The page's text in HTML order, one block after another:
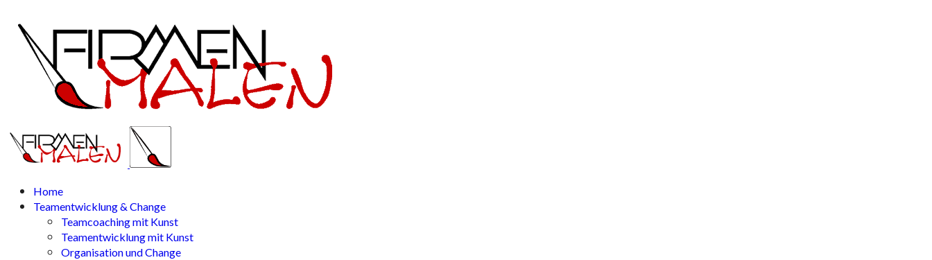
Home
Teamentwicklung & Change
Teamcoaching mit Kunst
Teamentwicklung mit Kunst
Organisation und Change